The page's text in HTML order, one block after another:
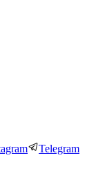
Telegram